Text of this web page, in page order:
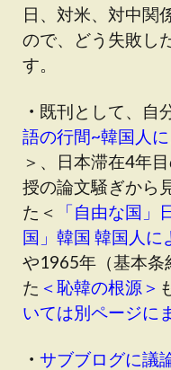
日、対米、対中関
ので、どう失敗し
す。
・ 既刊として、自
語の行間~韓国人
＞、日本滞在4年
授の論文騒ぎから
た＜
「自由な国
国」韓国 韓国人に
や1965年（基本条
た ＜恥韓の根源＞
いては別ページに
・ サブブログに議